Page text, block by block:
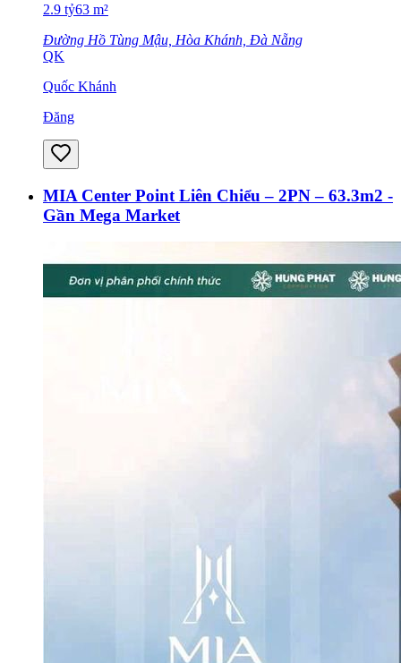
2.9 tỷ63 m²
Đường Hồ Tùng Mậu, Hòa Khánh, Đà Nẵng
QK
Quốc Khánh
Đăng
MIA Center Point Liên Chiểu – 2PN – 63.3m2 -
Gần Mega Market